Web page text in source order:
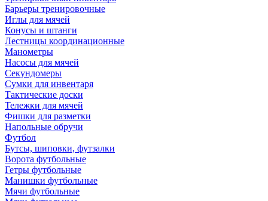
Барьеры тренировочные
Иглы для мячей
Конусы и штанги
Лестницы координационные
Манометры
Насосы для мячей
Секундомеры
Сумки для инвентаря
Тактические доски
Тележки для мячей
Фишки для разметки
Напольные обручи
Футбол
Бутсы, шиповки, футзалки
Ворота футбольные
Гетры футбольные
Манишки футбольные
Мячи футбольные